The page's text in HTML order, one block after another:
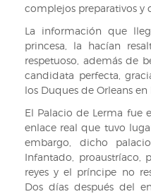
complejos preparativos y
La información que
princesa, la hacían
respetuoso, además de
candidata perfecta,
los Duques de Orleans en
El Palacio de Lerma fue
enlace real que tuvo
embargo, dicho
Infantado, proaustríaco,
reyes y el príncipe no
Dos días después del